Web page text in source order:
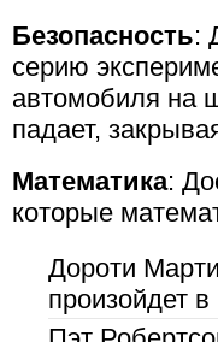
Безопасность:
серию
автомобиля на
падает,
Математика:
которые
Дороти
произойдет в